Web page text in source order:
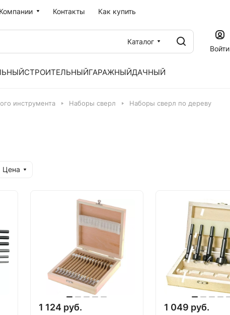
Контакты Как купить
Каталог
Войти
СТРОИТЕЛЬНЫЙГАРАЖНЫЙДАЧНЫЙ
инструмента Наборы сверл Наборы сверл по дереву
Цена
1 124 руб. 1 049 руб.